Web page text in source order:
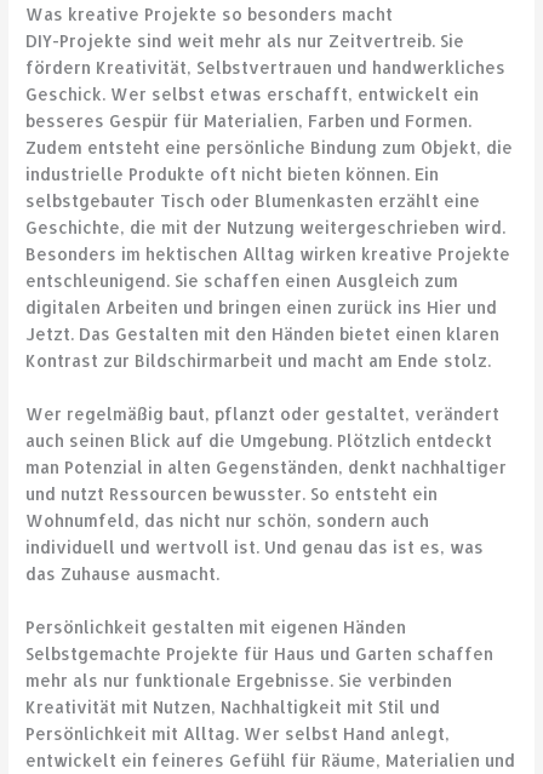
Was kreative Projekte so besonders macht
DIY-Projekte sind weit mehr als nur Zeitvertreib. Sie
fördern Kreativität, Selbstvertrauen und handwerkliches
Geschick. Wer selbst etwas erschafft, entwickelt ein
besseres Gespür für Materialien, Farben und Formen.
Zudem entsteht eine persönliche Bindung zum Objekt, die
industrielle Produkte oft nicht bieten können. Ein
selbstgebauter Tisch oder Blumenkasten erzählt eine
Geschichte, die mit der Nutzung weitergeschrieben wird.
Besonders im hektischen Alltag wirken kreative Projekte
entschleunigend. Sie schaffen einen Ausgleich zum
digitalen Arbeiten und bringen einen zurück ins Hier und
Jetzt. Das Gestalten mit den Händen bietet einen klaren
Kontrast zur Bildschirmarbeit und macht am Ende stolz.
Wer regelmäßig baut, pflanzt oder gestaltet, verändert
auch seinen Blick auf die Umgebung. Plötzlich entdeckt
man Potenzial in alten Gegenständen, denkt nachhaltiger
und nutzt Ressourcen bewusster. So entsteht ein
Wohnumfeld, das nicht nur schön, sondern auch
individuell und wertvoll ist. Und genau das ist es, was
das Zuhause ausmacht.
Persönlichkeit gestalten mit eigenen Händen
Selbstgemachte Projekte für Haus und Garten schaffen
mehr als nur funktionale Ergebnisse. Sie verbinden
Kreativität mit Nutzen, Nachhaltigkeit mit Stil und
Persönlichkeit mit Alltag. Wer selbst Hand anlegt,
entwickelt ein feineres Gefühl für Räume, Materialien und